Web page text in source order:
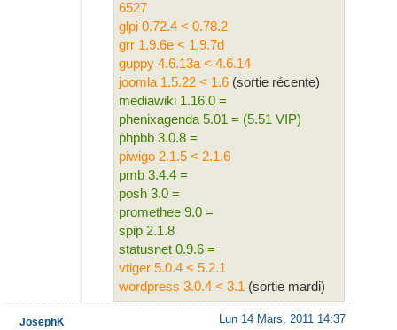
6527
glpi 0.72.4 < 0.78.2
grr 1.9.6e < 1.9.7d
guppy 4.6.13a < 4.6.14
joomla 1.5.22 < 1.6(sortie récente)
mediawiki 1.16.0 =
phenixagenda 5.01 = (5.51 VIP)
phpbb 3.0.8 =
piwigo 2.1.5 < 2.1.6
pmb 3.4.4 =
posh 3.0 =
promethee 9.0 =
spip 2.1.8
statusnet 0.9.6 =
vtiger 5.0.4 < 5.2.1
wordpress 3.0.4 < 3.1(sortie mardi)
Lun 14 Mars, 2011 14:37
JosephK